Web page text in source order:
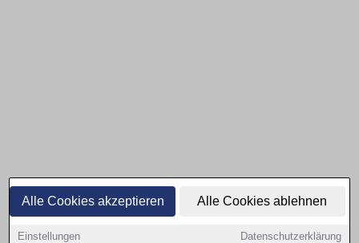
Alle Cookies akzeptieren Alle Cookies ablehnen
Einstellungen Datenschutzerklärung